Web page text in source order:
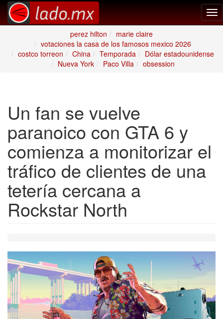
perez hilton
marie claire
votaciones la casa de los famosos mexico 2026
costco torreon
China Temporada
Dólar estadounidense
Nueva York
Paco Villa obsession
Un fan se vuelve
paranoico con GTA 6 y
comienza a monitorizar el
tráfico de clientes de una
tetería cercana a
Rockstar North